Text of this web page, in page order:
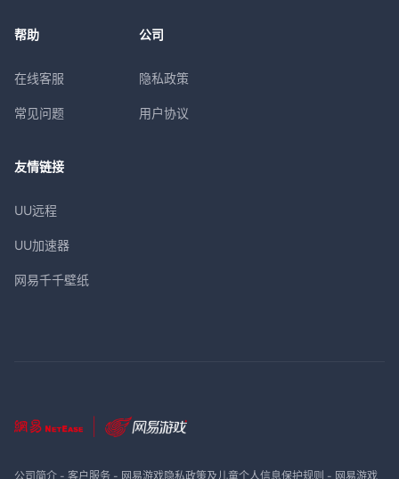
帮助
在线客服
常见问题
公司
隐私政策
用户协议
友情链接
UU远程
UU加速器
网易千千壁纸
公司简介- 客户服务- 网易游戏隐私政策及儿童个人信息保护规则 - 网易游戏